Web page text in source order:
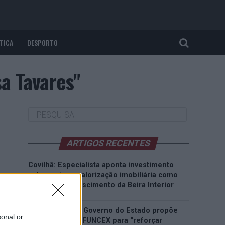
or
DESPORTO
Tavares"
ARTIGOS RECENTES
Covilhã: Especialista aponta investimento
estrangeiro e valorização imobiliária como
motores do crescimento da Beira Interior
Rio de Janeiro: Governo do Estado propõe
parceria com a FUNCEX para “reforçar